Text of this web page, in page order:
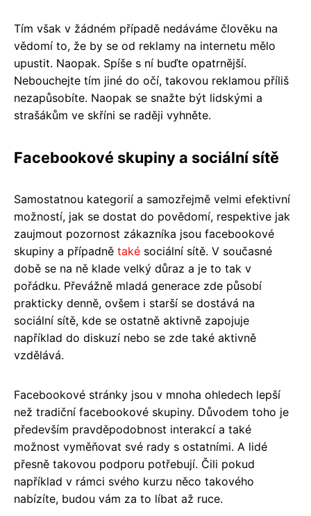
Tím však v žádném případě nedáváme člověku na
vědomí to, že by se od reklamy na internetu mělo
upustit. Naopak. Spíše s ní buďte opatrnější.
Nebouchejte tím jiné do očí, takovou reklamou příliš
nezapůsobíte. Naopak se snažte být lidskými a
strašákům ve skříni se raději vyhněte.
Facebookové skupiny a sociální sítě
Samostatnou kategorií a samozřejmě velmi efektivní
možností, jak se dostat do povědomí, respektive jak
zaujmout pozornost zákazníka jsou facebookové
skupiny a případně také sociální sítě. V současné
době se na ně klade velký důraz a je to tak v
pořádku. Převážně mladá generace zde působí
prakticky denně, ovšem i starší se dostává na
sociální sítě, kde se ostatně aktivně zapojuje
například do diskuzí nebo se zde také aktivně
vzdělává.
Facebookové stránky jsou v mnoha ohledech lepší
než tradiční facebookové skupiny. Důvodem toho je
především pravděpodobnost interakcí a také
možnost vyměňovat své rady s ostatními. A lidé
přesně takovou podporu potřebují. Čili pokud
například v rámci svého kurzu něco takového
nabízíte, budou vám za to líbat až ruce.